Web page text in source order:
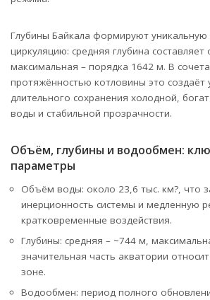
Глубины Байкала формируют
циркуляцию: средняя глубина
максимальная – порядка 1642 м. В
протяжённостью котловины это создаёт
длительного сохранения холодной,
воды и стабильной прозрачности.
Объём, глубины и водообмен:
параметры
Объём воды: около 23,6 тыс. км?, что
инерционность системы и медленную
кратковременные воздействия.
Глубины: средняя – ~744 м,
значительная часть акватории
зоне.
Водообмен: период полного